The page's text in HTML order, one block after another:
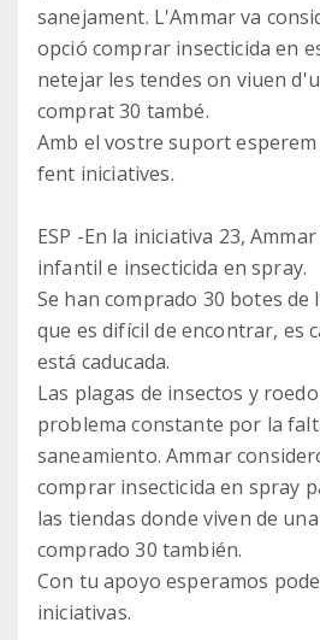
sanejament. L'Ammar va
opció comprar insecticida en
netejar les tendes on viuen
comprat 30 també.
Amb el vostre suport
fent iniciatives.
ESP -En la iniciativa 23,
infantil e insecticida en spray.
Se han comprado 30 botes de
que es difícil de encontrar, es
está caducada.
Las plagas de insectos y
problema constante por la
saneamiento. Ammar
comprar insecticida en spray
las tiendas donde viven de
comprado 30 también.
Con tu apoyo esperamos
iniciativas.